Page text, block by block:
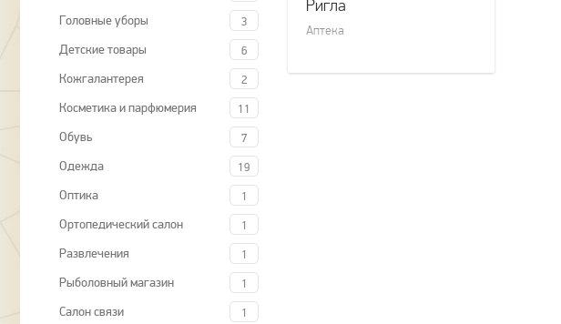
Головные уборы 3
Детские товары 6
Кожгалантерея 2
Косметика и парфюмерия 11
Обувь 7
Одежда 19
Оптика 1
Ортопедический салон 1
Развлечения 1
Рыболовный магазин 1
Салон связи 1
Ригла
Аптека